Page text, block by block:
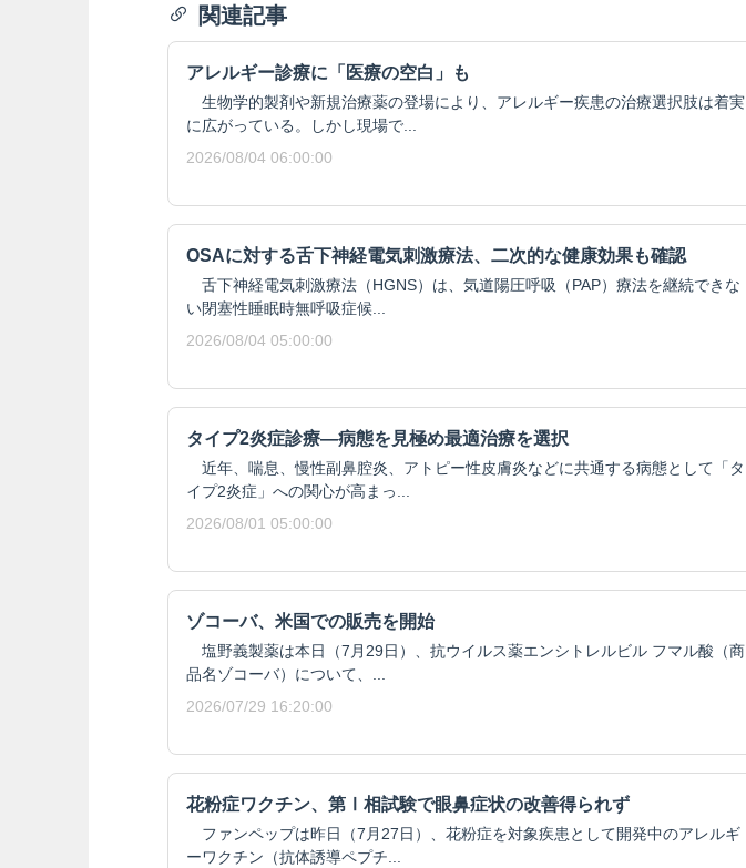
関連記事
アレルギー診療に「医療の空白」も
生物学的製剤や新規治療薬の登場により、アレルギー疾患の治療選択肢は着実
に広がっている。しかし現場で...
2026/08/04 06:00:00
OSAに対する舌下神経電気刺激療法、二次的な健康効果も確認
舌下神経電気刺激療法（HGNS）は、気道陽圧呼吸（PAP）療法を継続できな
い閉塞性睡眠時無呼吸症候...
2026/08/04 05:00:00
タイプ2炎症診療―病態を見極め最適治療を選択
近年、喘息、慢性副鼻腔炎、アトピー性皮膚炎などに共通する病態として「タ
イプ2炎症」への関心が高まっ...
2026/08/01 05:00:00
ゾコーバ、米国での販売を開始
塩野義製薬は本日（7月29日）、抗ウイルス薬エンシトレルビル フマル酸（商
品名ゾコーバ）について、...
2026/07/29 16:20:00
花粉症ワクチン、第Ⅰ相試験で眼鼻症状の改善得られず
ファンペップは昨日（7月27日）、花粉症を対象疾患として開発中のアレルギ
ーワクチン（抗体誘導ペプチ...